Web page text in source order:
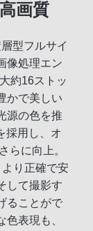
画質
型フルサイ
像処理エン
約16ストッ
かで美しい
源の色を推
採用し、オ
らに向上。
り正確で安
して撮影す
ることがで
表現も、